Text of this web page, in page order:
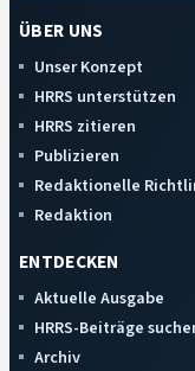
ÜBER UNS
Unser Konzept
HRRS unterstützen
HRRS zitieren
Publizieren
Redaktionelle
Redaktion
ENTDECKEN
Aktuelle Ausgabe
HRRS-Beiträge
Archiv